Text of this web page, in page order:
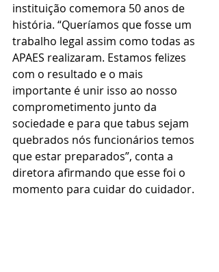
instituição comemora 50 anos de
história. “Queríamos que fosse um
trabalho legal assim como todas as
APAES realizaram. Estamos felizes
com o resultado e o mais
importante é unir isso ao nosso
comprometimento junto da
sociedade e para que tabus sejam
quebrados nós funcionários temos
que estar preparados”, conta a
diretora afirmando que esse foi o
momento para cuidar do cuidador.